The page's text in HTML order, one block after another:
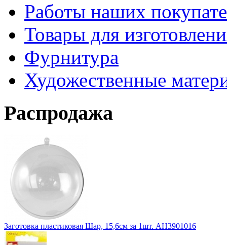
Работы наших
Товары для
Фурнитура
Художественные
Распродажа
Заготовка пластиковая Шар, 15,6см за 1шт. АН3901016